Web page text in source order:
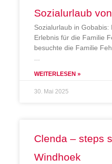
Sozialurlaub
Sozialurlaub in Gobabis:
Erlebnis für die Familie
besuchte die Familie
WEITERLESEN »
30. Mai 2025
Clenda – steps
Windhoek